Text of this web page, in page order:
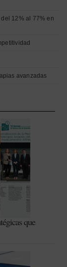
12% al 77% en
avanzadas
que